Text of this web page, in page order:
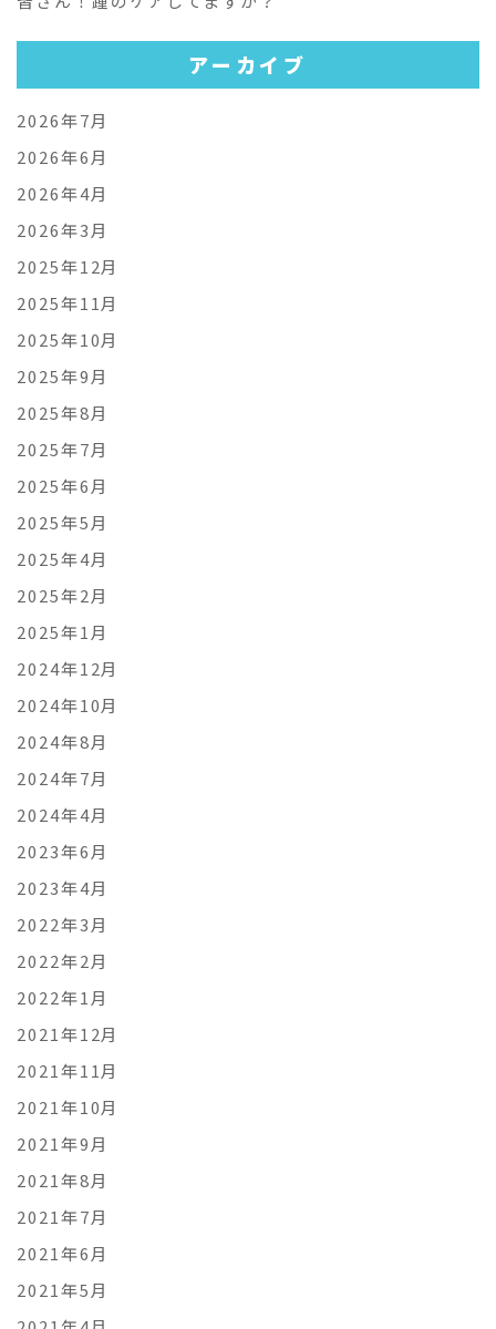
アーカイブ
2026年7月
2026年6月
2026年4月
2026年3月
2025年12月
2025年11月
2025年10月
2025年9月
2025年8月
2025年7月
2025年6月
2025年5月
2025年4月
2025年2月
2025年1月
2024年12月
2024年10月
2024年8月
2024年7月
2024年4月
2023年6月
2023年4月
2022年3月
2022年2月
2022年1月
2021年12月
2021年11月
2021年10月
2021年9月
2021年8月
2021年7月
2021年6月
2021年5月